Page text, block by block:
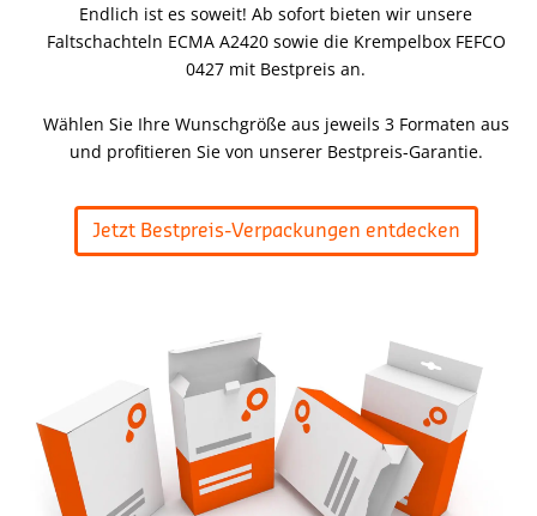
Endlich ist es soweit! Ab sofort bieten wir unsere
Faltschachteln ECMA A2420 sowie die Krempelbox FEFCO
0427 mit Bestpreis an.
Wählen Sie Ihre Wunschgröße aus jeweils 3 Formaten aus
und profitieren Sie von unserer Bestpreis-Garantie.
Jetzt Bestpreis-Verpackungen entdecken